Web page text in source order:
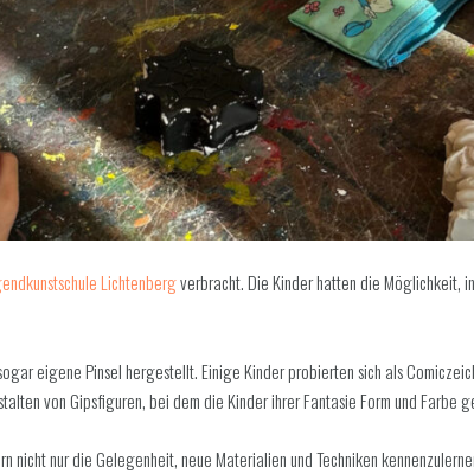
Lichtenbergverbracht. Die Kinder hatten die Möglichkeit,
eigene Pinsel hergestellt. Einige Kinder probierten sich als
von Gipsfiguren, bei dem die Kinder ihrer Fantasie Form und Farbe
nicht nur die Gelegenheit, neue Materialien und Techniken